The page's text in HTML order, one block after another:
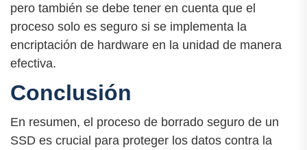
pero también se debe tener en cuenta que el
proceso solo es seguro si se implementa la
encriptación de hardware en la unidad de manera
efectiva.
Conclusión
En resumen, el proceso de borrado seguro de un
SSD es crucial para proteger los datos contra la